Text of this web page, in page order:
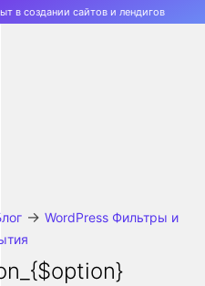
в создании сайтов и лендигов
→ WordPress Фильтры и